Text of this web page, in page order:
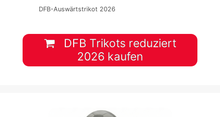
DFB-Auswärtstrikot 2026
DFB Trikots reduziert
2026 kaufen